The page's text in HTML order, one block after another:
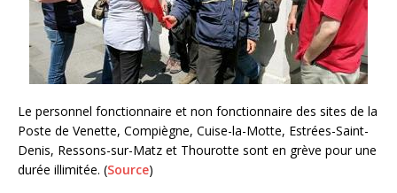
Le personnel fonctionnaire et non fonctionnaire des sites de la
Poste de Venette, Compiègne, Cuise-la-Motte, Estrées-Saint-
Denis, Ressons-sur-Matz et Thourotte sont en grève pour une
durée illimitée. (Source)